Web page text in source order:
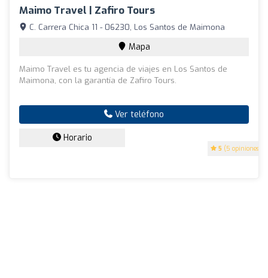
Maimo Travel | Zafiro Tours
5 (5 opiniones)
C. Carrera Chica 11 - 06230, Los Santos de Maimona
Mapa
Maimo Travel es tu agencia de viajes en Los Santos de
Maimona, con la garantía de Zafiro Tours.
Ver teléfono
Horario